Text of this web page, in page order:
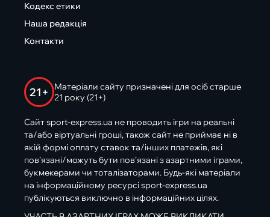
Кодекс етики
Наша редакція
Контакти
21+
Матеріали сайту призначені для осіб старше
21 року (21+)
Сайт sport-express.ua не проводить ігри на реальні
та/або віртуальні гроші, також сайт не приймає ні в
якій формі оплату ставок та/інших платежів, які
пов’язані/можуть бути пов’язані з азартними іграми,
букмекерами чи тоталізаторами. Будь-які матеріали
на інформаційному ресурсі sport-express.ua
публікуються виключно в інформаційних цілях.